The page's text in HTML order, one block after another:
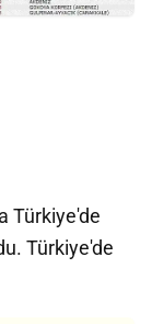
Türkiye'de
Türkiye'de